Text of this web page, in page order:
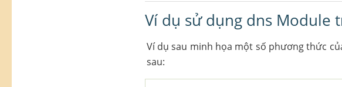
Ví dụ sử dụng dns Module
Ví dụ sau minh họa một số phương thức
sau: